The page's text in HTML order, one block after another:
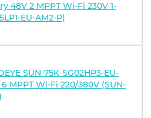
48V 2 MPPT Wi-Fi 230V 1-
EU-AM2-P)
SUN-75K-SG02HP3-EU-
MPPT Wi-Fi 220/380V (SUN-